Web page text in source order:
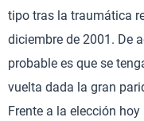
tipo tras la traumática
diciembre de 2001. De
probable es que se
vuelta dada la gran
Frente a la elección